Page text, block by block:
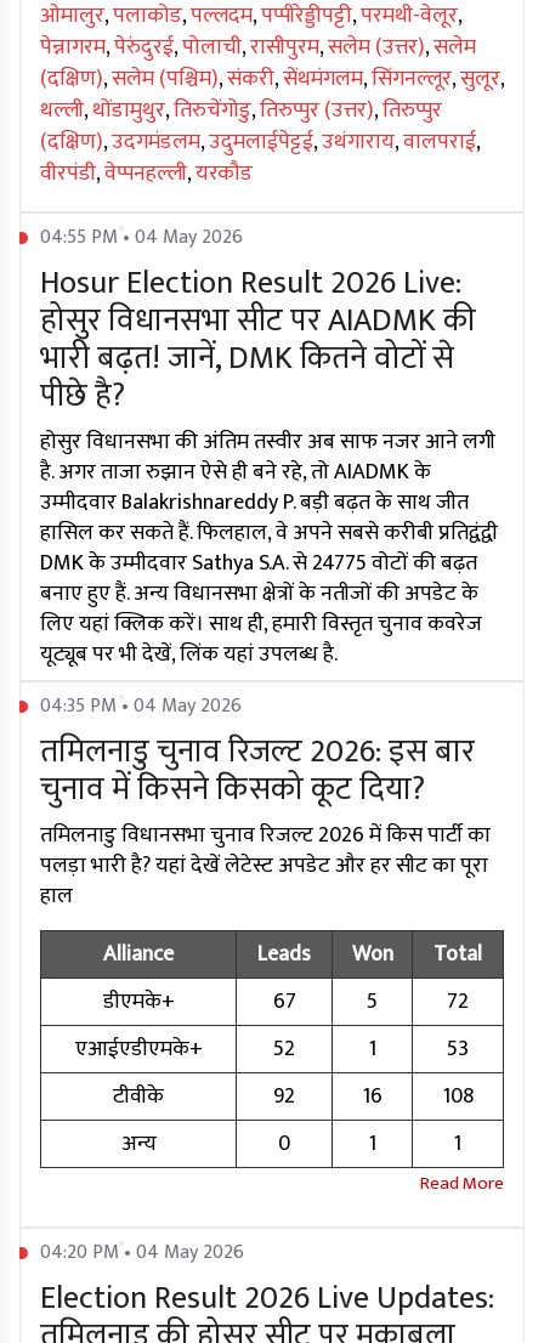
ओमालुर,पलाकोड,पल्लदम,पप्पीरेड्डीपट्टी,परमथी-वेलूर,
पेन्नागरम,पेरुंदुरई,पोलाची,रासीपुरम,सलेम (उत्तर),सलेम
(दक्षिण),सलेम (पश्चिम),संकरी,सेंथमंगलम,सिंगनल्लूर,सुलूर,
थल्ली,थोंडामुथुर,तिरुचेंगोडु,तिरुप्पुर (उत्तर),तिरुप्पुर
(दक्षिण),उदगमंडलम,उदुमलाईपेट्टई,उथंगाराय,वालपराई,
वीरपंडी,वेप्पनहल्ली,यरकौड
04:55 PM • 04 May 2026
Hosur Election Result 2026 Live:
होसुर विधानसभा सीट पर AIADMK की
भारी बढ़त! जानें, DMK कितने वोटों से
पीछे है?
होसुर विधानसभा की अंतिम तस्वीर अब साफ नजर आने लगी
है. अगर ताजा रुझान ऐसे ही बने रहे, तो AIADMK के
उम्मीदवार Balakrishnareddy P. बड़ी बढ़त के साथ जीत
हासिल कर सकते हैं. फिलहाल, वे अपने सबसे करीबी प्रतिद्वंद्वी
DMK के उम्मीदवार Sathya S.A. से 24775 वोटों की बढ़त
बनाए हुए हैं. अन्य विधानसभा क्षेत्रों के नतीजों की अपडेट के
लिए यहां क्लिक करें। साथ ही, हमारी विस्तृत चुनाव कवरेज
यूट्यूब पर भी देखें, लिंक यहां उपलब्ध है.
04:35 PM • 04 May 2026
तमिलनाडु चुनाव रिजल्ट 2026: इस बार
चुनाव में किसने किसको कूट दिया?
तमिलनाडु विधानसभा चुनाव रिजल्ट 2026 में किस पार्टी का
पलड़ा भारी है? यहां देखें लेटेस्ट अपडेट और हर सीट का पूरा
हाल
Alliance
Leads Won
Total
डीएमके+
67 5
72
एआईएडीएमके+
52 1
53
टीवीके
92 16
108
अन्य
0 1 1
04:20 PM • 04 May 2026
Election Result 2026 Live Updates: